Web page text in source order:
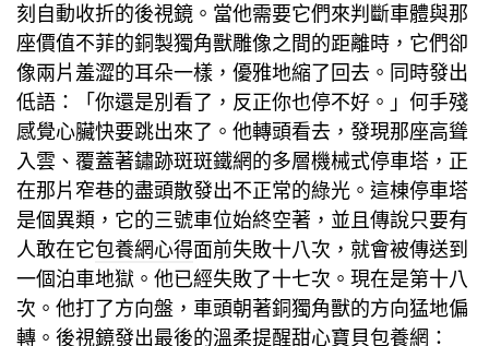
刻自動收折的後視鏡。當他需要它們來判斷車體與那
座價值不菲的銅製獨角獸雕像之間的距離時，它們卻
像兩片羞澀的耳朵一樣，優雅地縮了回去。同時發出
低語：「你還是別看了，反正你也停不好。」何手殘
感覺心臟快要跳出來了。他轉頭看去，發現那座高聳
入雲、覆蓋著鏽跡斑斑鐵網的多層機械式停車塔，正
在那片窄巷的盡頭散發出不正常的綠光。這棟停車塔
是個異類，它的三號車位始終空著，並且傳說只要有
人敢在它包養網心得面前失敗十八次，就會被傳送到
一個泊車地獄。他已經失敗了十七次。現在是第十八
次。他打了方向盤，車頭朝著銅獨角獸的方向猛地偏
轉。後視鏡發出最後的溫柔提醒甜心寶貝包養網 ：